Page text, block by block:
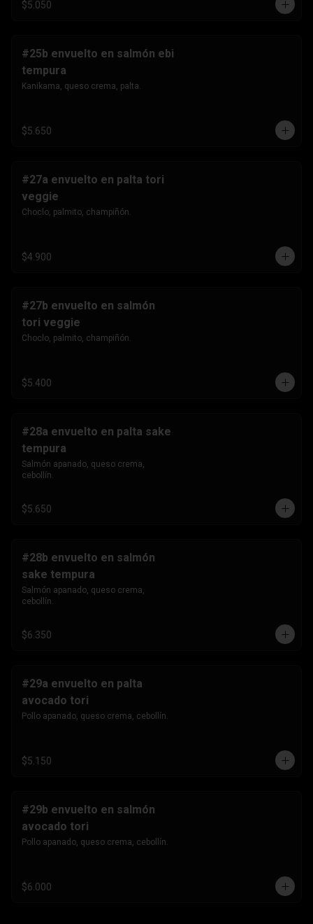
$5.050
#25b envuelto en salmón ebi
tempura
Kanikama, queso crema, palta.
$5.650
#27a envuelto en palta tori
veggie
Choclo, palmito, champiñón.
$4.900
#27b envuelto en salmón
tori veggie
Choclo, palmito, champiñón.
$5.400
#28a envuelto en palta sake
tempura
Salmón apanado, queso crema,
cebollín.
$5.650
#28b envuelto en salmón
sake tempura
Salmón apanado, queso crema,
cebollín.
$6.350
#29a envuelto en palta
avocado tori
Pollo apanado, queso crema, cebollín.
$5.150
#29b envuelto en salmón
avocado tori
Pollo apanado, queso crema, cebollín.
$6.000